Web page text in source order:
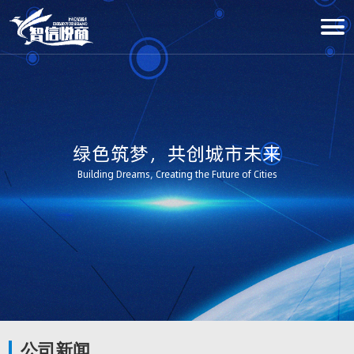
绿色筑梦，共创城市未来
Building Dreams, Creating the Future of Cities